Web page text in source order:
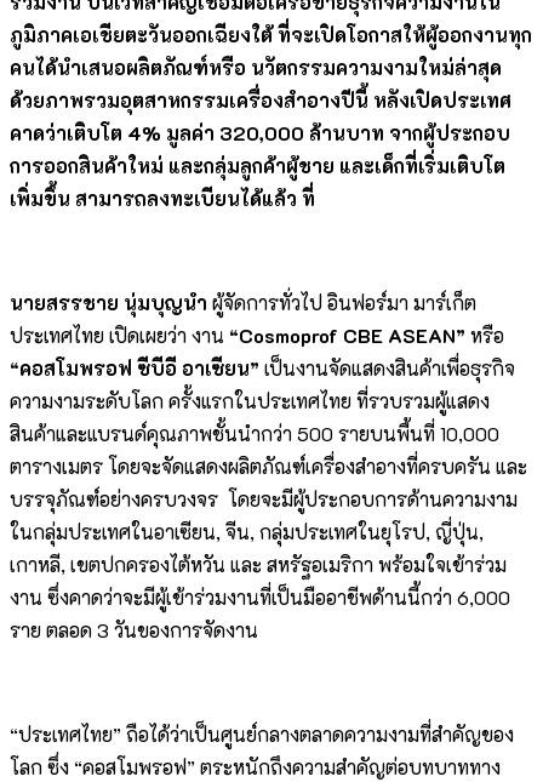
ภูมิภาคเอเชียตะวันออกเฉียงใต้ ที่จะเปิดโอกาสให้ผู้ออกงานทุก
คนได้นำเสนอผลิตภัณฑ์หรือ นวัตกรรมความงามใหม่ล่าสุด
ด้วยภาพรวมอุตสาหกรรมเครื่องสำอางปีนี้ หลังเปิดประเทศ
คาดว่าเติบโต 4% มูลค่า 320,000 ล้านบาท จากผู้ประกอบ
การออกสินค้าใหม่ และกลุ่มลูกค้าผู้ชาย และเด็กที่เริ่มเติบโต
เพิ่มขึ้น สามารถลงทะเบียนได้แล้ว ที่
นายสรรชาย นุ่มบุญนำ ผู้จัดการทั่วไป อินฟอร์มา มาร์เก็ต
ประเทศไทย เปิดเผยว่า งาน “Cosmoprof CBE ASEAN” หรือ
“คอสโมพรอฟ ซีบีอี อาเซียน” เป็นงานจัดแสดงสินค้าเพื่อธุรกิจ
ความงามระดับโลก ครั้งแรกในประเทศไทย ที่รวบรวมผู้แสดง
สินค้าและแบรนด์คุณภาพชั้นนำกว่า 500 รายบนพื้นที่ 10,000
ตารางเมตร โดยจะจัดแสดงผลิตภัณฑ์เครื่องสำอางที่ครบครัน และ
บรรจุภัณฑ์อย่างครบวงจร โดยจะมีผู้ประกอบการด้านความงาม
ในกลุ่มประเทศในอาเซียน, จีน, กลุ่มประเทศในยุโรป, ญี่ปุ่น,
เกาหลี, เขตปกครองไต้หวัน และ สหรัฐอเมริกา พร้อมใจเข้าร่วม
งาน ซึ่งคาดว่าจะมีผู้เข้าร่วมงานที่เป็นมืออาชีพด้านนี้กว่า 6,000
ราย ตลอด 3 วันของการจัดงาน
“ประเทศไทย” ถือได้ว่าเป็นศูนย์กลางตลาดความงามที่สำคัญของ
โลก ซึ่ง “คอสโมพรอฟ” ตระหนักถึงความสำคัญต่อบทบาททาง